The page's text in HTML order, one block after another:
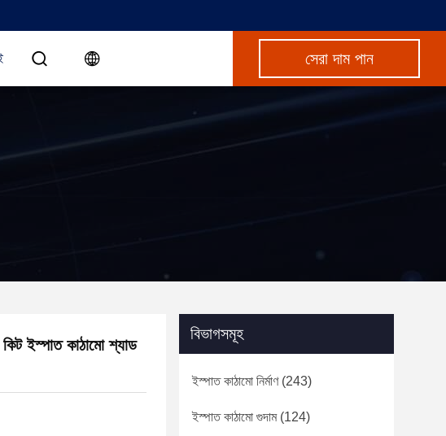
সেরা দাম পান
কিট ইস্পাত কাঠামো শ্যাড
বিভাগসমূহ
ইস্পাত কাঠামো নির্মাণ(243)
ইস্পাত কাঠামো গুদাম(124)